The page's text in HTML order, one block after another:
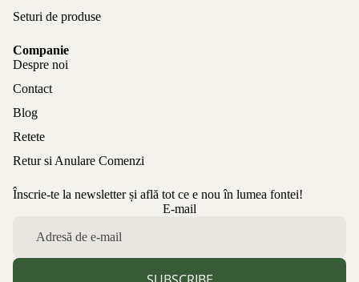
Seturi de produse
Companie
Despre noi
Contact
Blog
Retete
Retur si Anulare Comenzi
Înscrie-te la newsletter și află tot ce e nou în lumea fontei!
E-mail
Politica de confidențialitate